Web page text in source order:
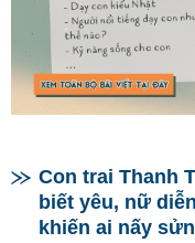
Con trai Thanh
biết yêu, nữ
khiến ai nấy